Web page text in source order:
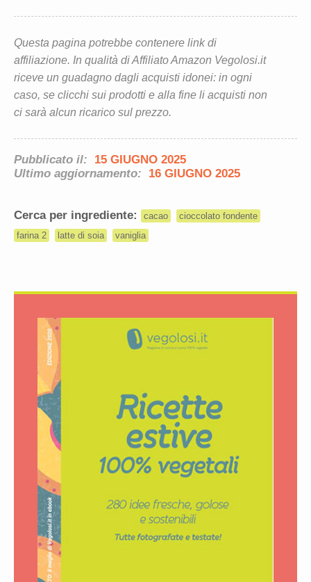
Questa pagina potrebbe contenere link di
affiliazione. In qualità di Affiliato Amazon Vegolosi.it
riceve un guadagno dagli acquisti idonei: in ogni
caso, se clicchi sui prodotti e alla fine li acquisti non
ci sarà alcun ricarico sul prezzo.
Pubblicato il:
15 GIUGNO 2025
Ultimo aggiornamento:
16 GIUGNO 2025
Cerca per ingrediente: cacao
cioccolato fondente
farina 2
latte di soia vaniglia